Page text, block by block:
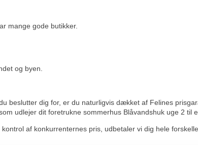
mange gode butikker.
og byen.
beslutter dig for, er du naturligvis dækket af Felines
udlejer dit foretrukne sommerhus Blåvandshuk uge 2 til
af konkurrenternes pris, udbetaler vi dig hele